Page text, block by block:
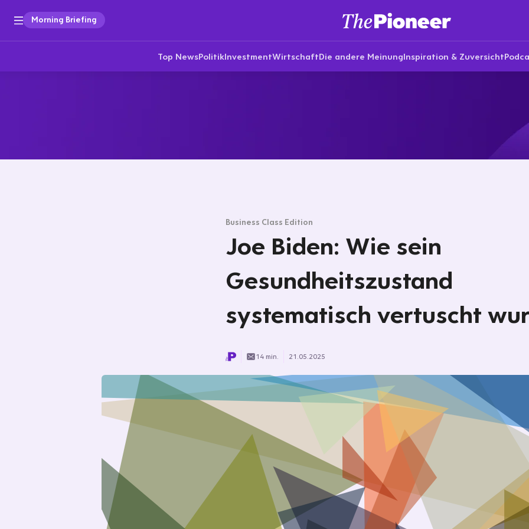
Morning Briefing
Top NewsPolitikInvestmentWirtschaftDie andere MeinungInspiration & Zuversicht
Business Class Edition
Joe Biden: Wie sein
Gesundheitszustand
systematisch vertuscht
14 min. 21.05.2025